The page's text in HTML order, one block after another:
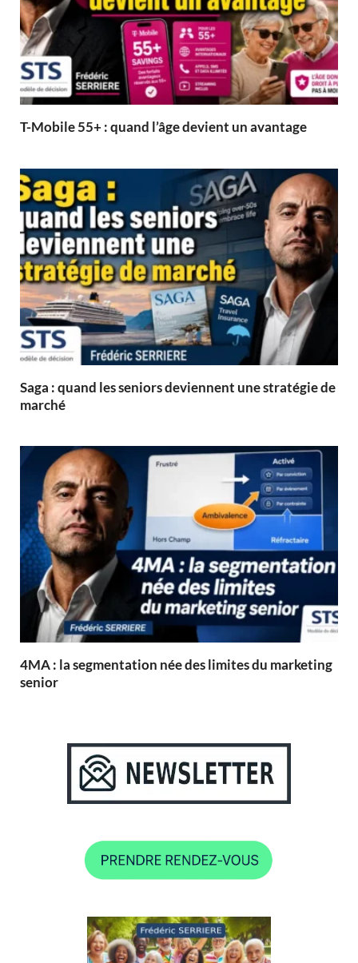
T-Mobile 55+ : quand l’âge devient un avantage
Saga : quand les seniors deviennent une stratégie de
marché
4MA : la segmentation née des limites du marketing
senior